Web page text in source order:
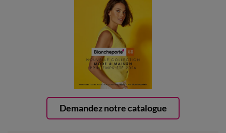
Demandez notre catalogue